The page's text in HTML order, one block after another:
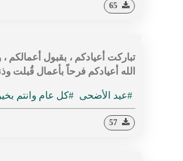
تباركت أعيادكم ، بقبول
الله أعيادكم فرحاً بأعمال
#عيد الأضحى #كل عام وانتم بخير